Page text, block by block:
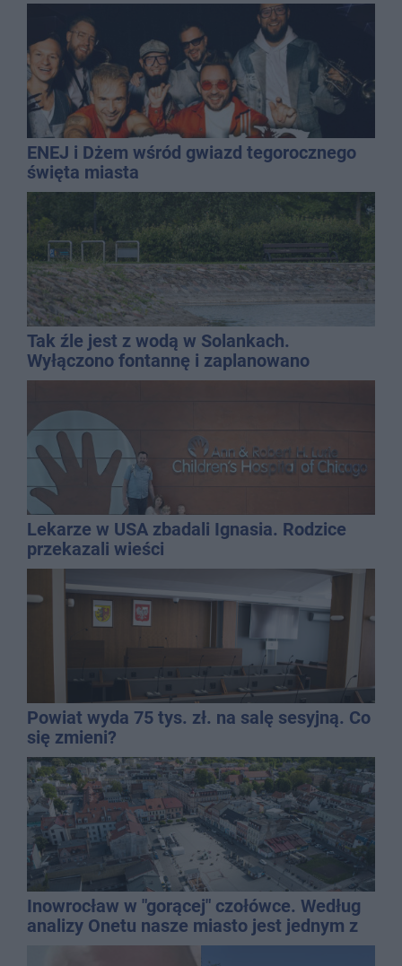
ENEJ i Dżem wśród gwiazd tegorocznego
święta miasta
Tak źle jest z wodą w Solankach.
Wyłączono fontannę i zaplanowano
dolewkę
Lekarze w USA zbadali Ignasia. Rodzice
przekazali wieści
Powiat wyda 75 tys. zł. na salę sesyjną. Co
się zmieni?
Inowrocław w "gorącej" czołówce. Według
analizy Onetu nasze miasto jest jednym z
najbardziej narażonych na upały